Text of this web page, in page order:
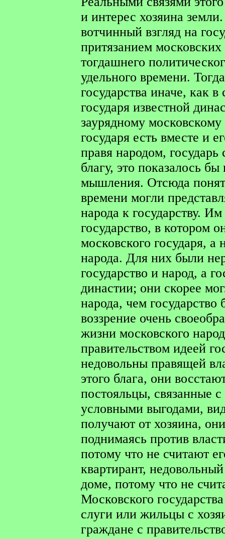
и интерес хозяина
вотчинный взгляд на
притязанием московских
тогдашнего
удельного времени.
государства иначе, как
государя известной
заурядному московскому
государя есть вместе и
правя народом,
благу, это показалось
мышления. Отсюда
времени могли
народа к государству.
государство, в котором
московского государя, а
народа. Для них были
государство и народ, а
династии; они скорее
народа, чем государство
воззрение очень
жизни московского
правительством идеей
недовольны правящей
этого блага, они
постояльцы, связанные
условными выгодами,
получают от хозяина,
поднимаясь против
потому что не считают
квартирант,
доме, потому что не
Московского
слуги или жильцы с
граждане с